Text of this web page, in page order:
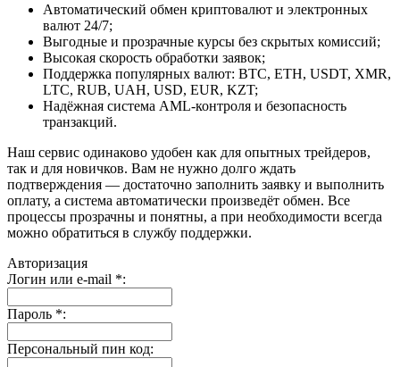
Автоматический обмен криптовалют и электронных
валют 24/7;
Выгодные и прозрачные курсы без скрытых комиссий;
Высокая скорость обработки заявок;
Поддержка популярных валют: BTC, ETH, USDT, XMR,
LTC, RUB, UAH, USD, EUR, KZT;
Надёжная система AML-контроля и безопасность
транзакций.
Наш сервис одинаково удобен как для опытных трейдеров,
так и для новичков. Вам не нужно долго ждать
подтверждения — достаточно заполнить заявку и выполнить
оплату, а система автоматически произведёт обмен. Все
процессы прозрачны и понятны, а при необходимости всегда
можно обратиться в службу поддержки.
Авторизация
Логин или e-mail *:
Пароль *:
Персональный пин код: